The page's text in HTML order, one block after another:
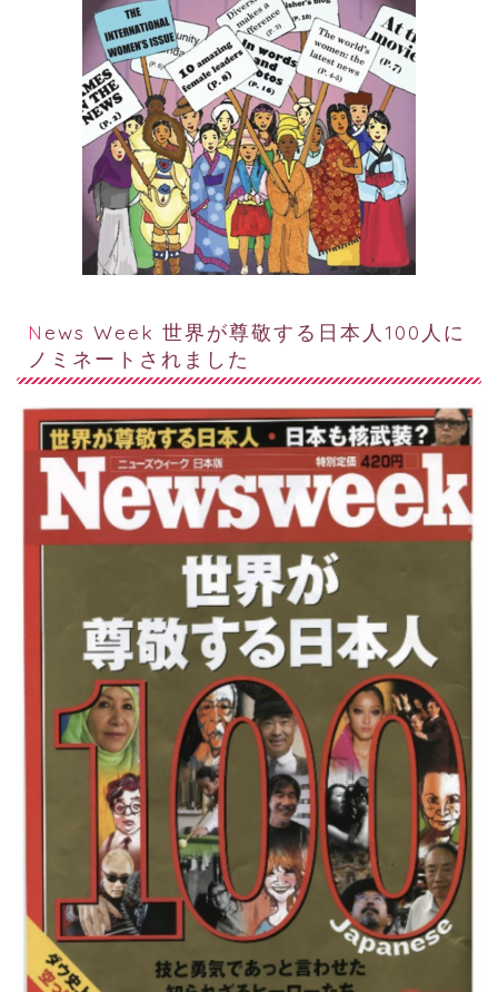
News Week 世界が尊敬する日本人100人に
ノミネートされました